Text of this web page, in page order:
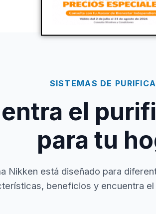
SISTEMAS DE
el
para tu
Nikken está diseñado para
beneficios y encuentra el